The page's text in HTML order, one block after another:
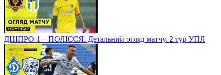
ДНІПРО-1 – ПОЛІССЯ. Детальний огляд матчу. 2 тур УПЛ